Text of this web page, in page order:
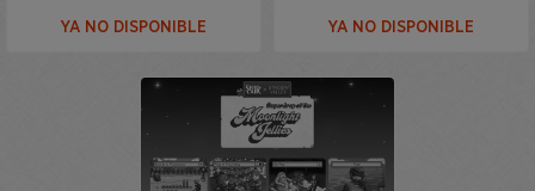
YA NO DISPONIBLE YA NO DISPONIBLE